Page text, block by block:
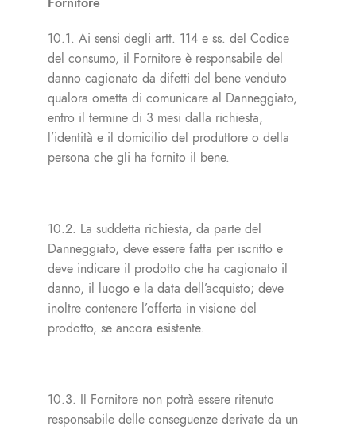
10.1. Ai sensi degli artt. 114 e ss. del Codice
del consumo, il Fornitore è responsabile del
danno cagionato da difetti del bene venduto
qualora ometta di comunicare al Danneggiato,
entro il termine di 3 mesi dalla richiesta,
l’identità e il domicilio del produttore o della
persona che gli ha fornito il bene.
10.2. La suddetta richiesta, da parte del
Danneggiato, deve essere fatta per iscritto e
deve indicare il prodotto che ha cagionato il
danno, il luogo e la data dell’acquisto; deve
inoltre contenere l’offerta in visione del
prodotto, se ancora esistente.
10.3. Il Fornitore non potrà essere ritenuto
responsabile delle conseguenze derivate da un